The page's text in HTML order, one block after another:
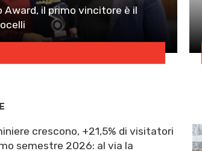
Award, il primo vincitore è il
crescono, +21,5% di visitatori
semestre 2026: al via la